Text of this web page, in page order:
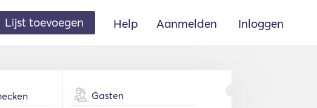
Lijst toevoegen Help Aanmelden Inloggen
Gasten